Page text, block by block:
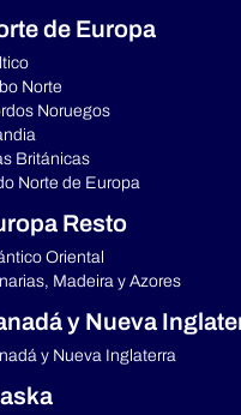
de Europa
Norte
Noruegos
Británicas
Norte de Europa
Resto
Oriental
Madeira y Azores
y Nueva
y Nueva Inglaterra